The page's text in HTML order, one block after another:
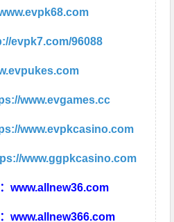
evpk7.com/96088
www.evgames.cc
www.evpkcasino.com
www.ggpkcasino.com
www.allnew36.com
www.allnew366.com